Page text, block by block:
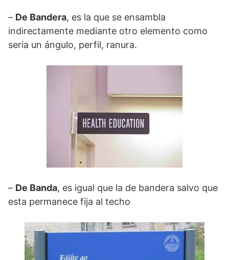
– De Bandera, es la que se ensambla
indirectamente mediante otro elemento como
seria un ángulo, perfil, ranura.
– De Banda, es igual que la de bandera salvo que
esta permanece fija al techo